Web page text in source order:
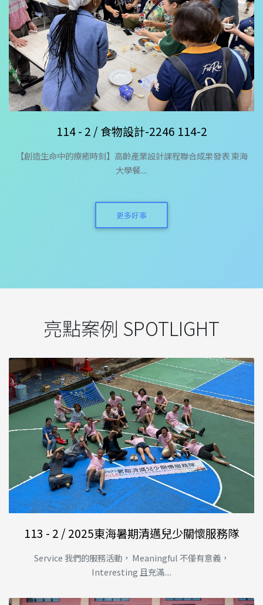
114 - 2 / 食物設計-2246 114-2
【創造生命中的療癒時刻】高齡產業設計課程聯合成果發表 東海
大學餐....
更多好事
亮點案例 SPOTLIGHT
113 - 2 / 2025東海暑期清邁兒少關懷服務隊
Service 我們的服務活動， Meaningful 不僅有意義，
Interesting 且充滿....